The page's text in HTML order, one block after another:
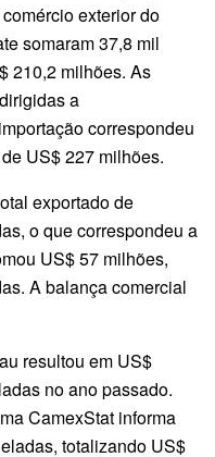
exterior do
somaram 37,8 mil
210,2 milhões. As
a
correspondeu
US$ 227 milhões.
exportado de
o que correspondeu a
US$ 57 milhões,
A balança comercial
resultou em US$
no ano passado.
CamexStat informa
totalizando US$